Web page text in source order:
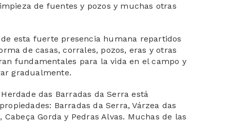
de fuentes y pozos y muchas otras
esta fuerte presencia humana repartidos
de casas, corrales, pozos, eras y otras
fundamentales para la vida en el campo y
gradualmente.
das Barradas da Serra está
Barradas da Serra, Várzea das
Cabeça Gorda y Pedras Alvas. Muchas de las